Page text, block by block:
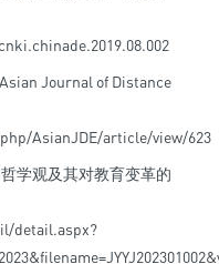
Journal of Distance
AsianJDE/article/view/623
学观及其对教育变革的
detail.aspx?